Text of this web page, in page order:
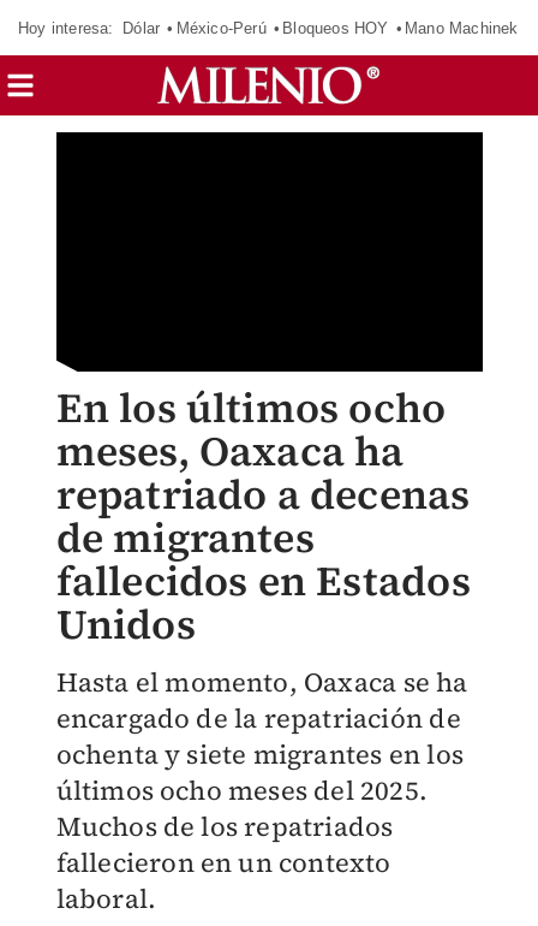
Hoy interesa: Dólar México-Perú Bloqueos HOY Mano Machinek
En los últimos ocho
meses, Oaxaca ha
repatriado a decenas
de migrantes
fallecidos en Estados
Unidos
Hasta el momento, Oaxaca se ha
encargado de la repatriación de
ochenta y siete migrantes en los
últimos ocho meses del 2025.
Muchos de los repatriados
fallecieron en un contexto
laboral.